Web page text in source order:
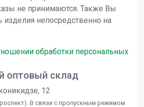
не принимаются. Также Вы
непосредственно на
обработки персональных
оптовый склад
12
В связи с пропускным режимом